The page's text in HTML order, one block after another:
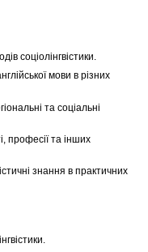
соціолінгвістики.
мови в різних
та соціальні
професії та інших
знання в практичних